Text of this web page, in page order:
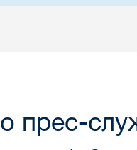
прес-